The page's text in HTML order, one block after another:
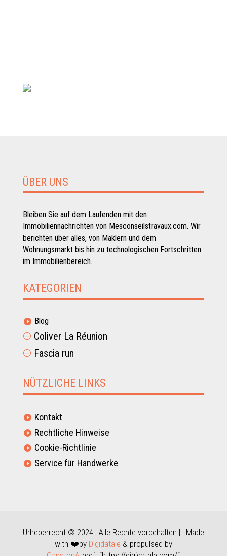
ÜBER UNS
Bleiben Sie auf dem Laufenden mit den
Immobiliennachrichten von Mesconseilstravaux.com. Wir
berichten über alles, von Maklern und dem
Wohnungsmarkt bis hin zu technologischen Fortschritten
im Immobilienbereich.
KATEGORIEN
 Blog
P Coliver La Réunion
P Fascia run
NÜTZLICHE LINKS
 Kontakt
 Rechtliche Hinweise
 Cookie-Richtlinie
 Service für Handwerke
Urheberrecht © 2024 | Alle Rechte vorbehalten | | Made
with ❤️by Digidatale & propulsed by